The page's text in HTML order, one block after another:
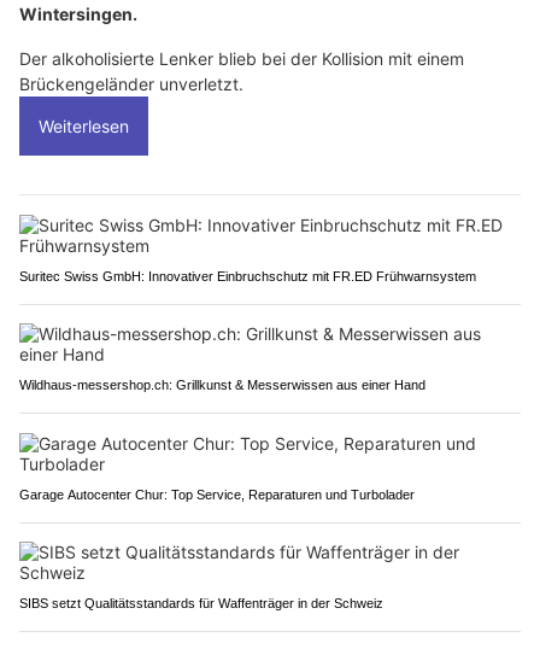
Wintersingen.
Der alkoholisierte Lenker blieb bei der Kollision mit einem
Brückengeländer unverletzt.
Weiterlesen
Suritec Swiss GmbH: Innovativer Einbruchschutz mit FR.ED Frühwarnsystem
Wildhaus-messershop.ch: Grillkunst & Messerwissen aus einer Hand
Garage Autocenter Chur: Top Service, Reparaturen und Turbolader
SIBS setzt Qualitätsstandards für Waffenträger in der Schweiz